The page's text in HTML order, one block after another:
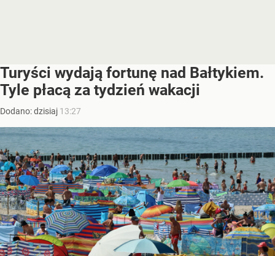
Turyści wydają fortunę nad Bałtykiem.
Tyle płacą za tydzień wakacji
Dodano:dzisiaj 13:27